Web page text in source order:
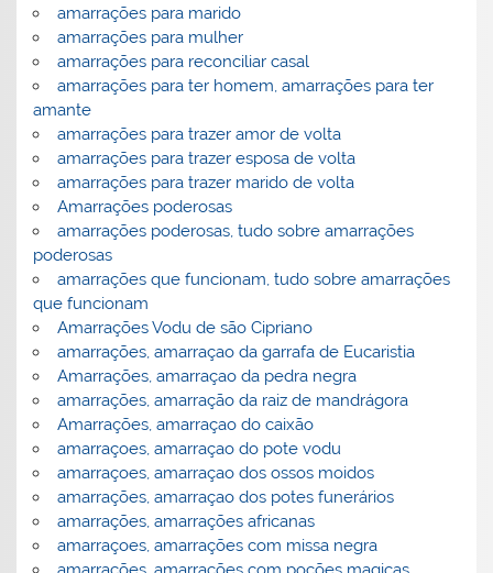
amarrações para marido
amarrações para mulher
amarrações para reconciliar casal
amarrações para ter homem, amarrações para ter
amante
amarrações para trazer amor de volta
amarrações para trazer esposa de volta
amarrações para trazer marido de volta
Amarrações poderosas
amarrações poderosas, tudo sobre amarrações
poderosas
amarrações que funcionam, tudo sobre amarrações
que funcionam
Amarrações Vodu de são Cipriano
amarrações, amarraçao da garrafa de Eucaristia
Amarrações, amarraçao da pedra negra
amarrações, amarração da raiz de mandrágora
Amarrações, amarraçao do caixão
amarraçoes, amarraçao do pote vodu
amarraçoes, amarraçao dos ossos moidos
amarrações, amarraçao dos potes funerários
amarrações, amarrações africanas
amarraçoes, amarrações com missa negra